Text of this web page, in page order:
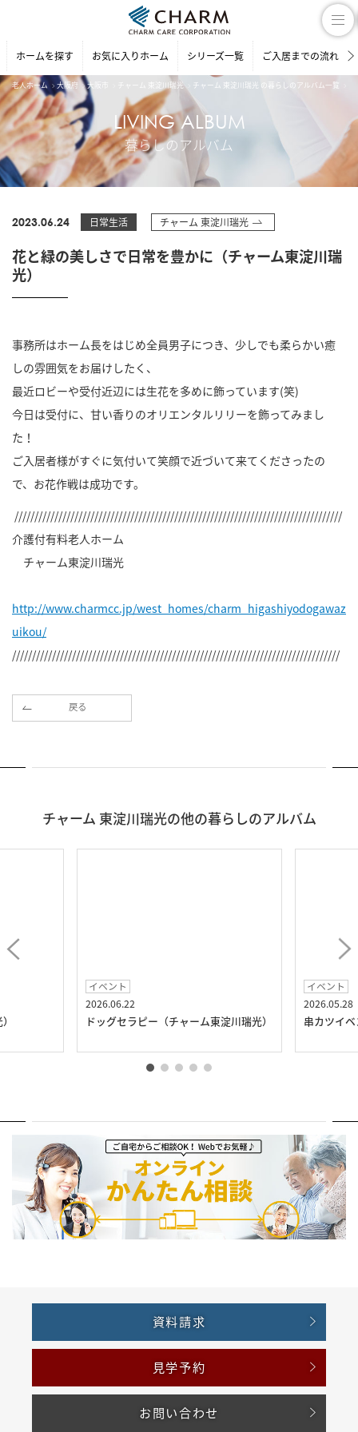
ホームを探す お気に入りホーム シリーズ一覧 ご入居までの流れ
老人ホーム 大阪府 大阪市 チャーム 東淀川瑞光 チャーム 東淀川瑞光 の暮らしのアルバム一覧
LIVING ALBUM
暮らしのアルバム
2023.06.24 日常生活 チャーム 東淀川瑞光
花と緑の美しさで日常を豊かに（チャーム東淀川瑞
光）
事務所はホーム長をはじめ全員男子につき、少しでも柔らかい癒
しの雰囲気をお届けしたく、
最近ロビーや受付近辺には生花を多めに飾っています(笑)
今日は受付に、甘い香りのオリエンタルリリーを飾ってみまし
た！
ご入居者様がすぐに気付いて笑顔で近づいて来てくださったの
で、お花作戦は成功です。
//////////////////////////////////////////////////////////////////////////////////
介護付有料老人ホーム
チャーム東淀川瑞光
http://www.charmcc.jp/west_homes/charm_higashiyodogawaz
uikou/
//////////////////////////////////////////////////////////////////////////////////
戻る
チャーム 東淀川瑞光の他の暮らしのアルバム
イベント
2026.06.22
ドッグセラピー（チャーム東淀川瑞光）
イベント
2026.05.28
串カツイ
資料請求
見学予約
お問い合わせ